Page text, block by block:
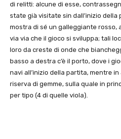
di relitti: alcune di esse,
state già visitate sin dall’inizio della
mostra di sé un galleggiante rosso,
via via che il gioco si sviluppa; tali
loro da creste di onde che
basso a destra c’è il porto, dove i
navi all’inizio della partita, mentre
riserva di gemme, sulla quale in
per tipo (4 di quelle viola).